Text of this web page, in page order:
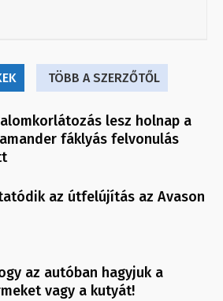
TÖBB A SZERZŐTŐL
lesz holnap a
fáklyás felvonulás
az útfelújítás az Avason
az autóban hagyjuk a
vagy a kutyát!